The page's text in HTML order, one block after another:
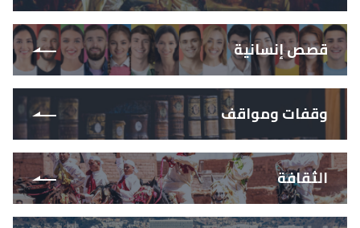
قصص إنسانية
وقفات ومواقف
الثقافة